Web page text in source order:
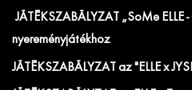
JÁTÉKSZABÁLYZAT „SoMe ELLE
nyereményjátékhoz
JÁTÉKSZABÁLYZAT az "ELLE x